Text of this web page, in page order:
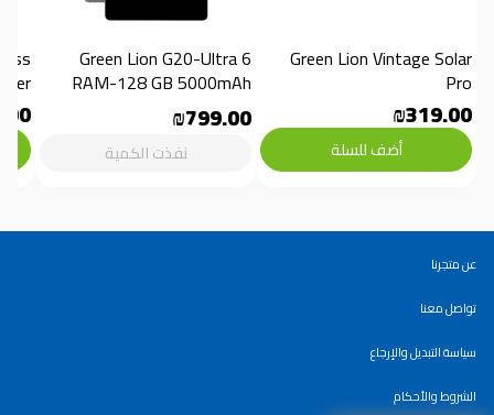
Pro
₪319.00
أضف للسلة
RAM-128 GB 5000mAh
₪799.00
نفذت الكمية
عن متجرنا
تواصل معنا
سياسة التبديل والإرجاع
الشروط والأحكام